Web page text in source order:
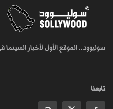
سوليوود.. الموقع الأول لأخبار السينما
تابعنا